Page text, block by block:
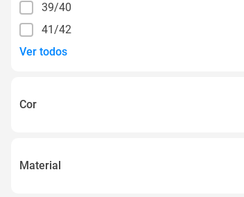
39/40
41/42
Ver todos
Cor
Material